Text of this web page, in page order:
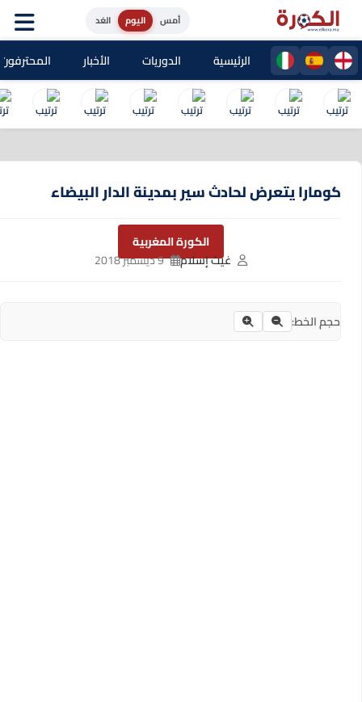
اليوم الغد
الرئيسية الدوريات الأخبار المحترفون
كومارا يتعرض لحادث سير بمدينة الدار البيضاء
الكورة المغربية
غيث إسلام
9 ديسمبر 2018
حجم الخط: